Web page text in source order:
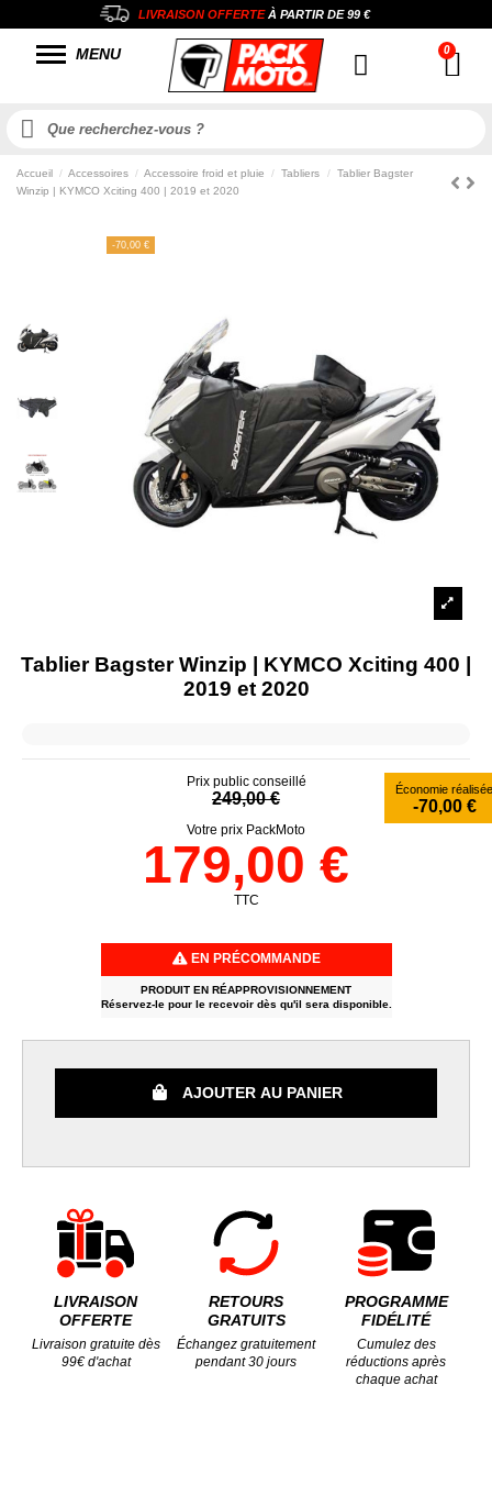
LIVRAISON OFFERTEÀ PARTIR DE99 €
MENU
Accueil Accessoires Accessoire froid et pluie Tabliers
Tablier Bagster
Winzip | KYMCO Xciting 400 | 2019 et 2020
-70,00 €
Tablier Bagster Winzip | KYMCO Xciting 400 |
2019 et 2020
Prix public conseillé
249,00 € Économie réalisée
-70,00 €
Votre prix PackMoto
179,00 €
TTC
EN PRÉCOMMANDE
PRODUIT EN RÉAPPROVISIONNEMENT
Réservez-le pour le recevoir dès qu'il sera disponible.
AJOUTER AU PANIER
LIVRAISON
OFFERTE
Livraison gratuite dès
99€ d'achat
RETOURS
GRATUITS
Échangez gratuitement
pendant 30 jours
PROGRAMME
FIDÉLITÉ
Cumulez des
réductions après
chaque achat